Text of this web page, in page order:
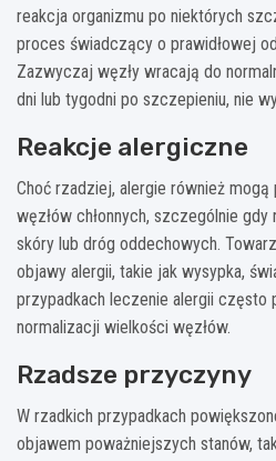
reakcja organizmu po niektórych
proces świadczący o prawidłowej
Zazwyczaj węzły wracają do
dni lub tygodni po szczepieniu, nie
Reakcje alergiczne
Choć rzadziej, alergie również
węzłów chłonnych, szczególnie
skóry lub dróg oddechowych.
objawy alergii, takie jak wysypka,
przypadkach leczenie alergii często
normalizacji wielkości węzłów.
Rzadsze przyczyny
W rzadkich przypadkach
objawem poważniejszych stanów,